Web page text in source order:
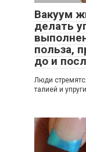
Вакуум
делать
польза,
до и
Люди
талией и